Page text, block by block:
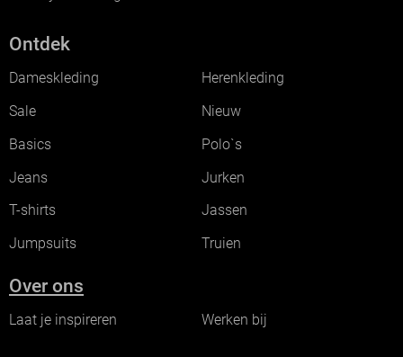
Ontdek
Dameskleding
Herenkleding
Sale
Nieuw
Basics
Polo`s
Jeans
Jurken
T-shirts
Jassen
Jumpsuits
Truien
Over ons
Laat je inspireren Werken bij